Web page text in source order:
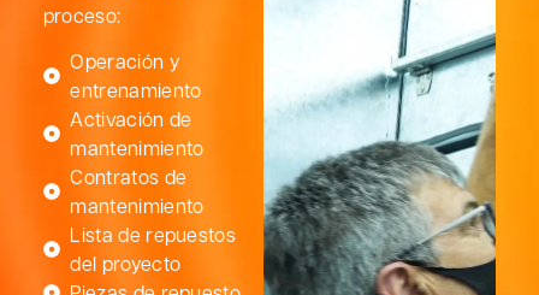
proceso:
Operación y
entrenamiento
Activación de
mantenimiento
Contratos de
mantenimiento
Lista de repuestos
del proyecto